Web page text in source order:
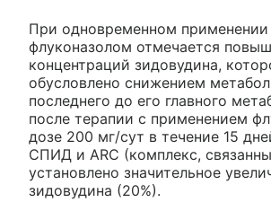
При одновременном применении
флуконазолом отмечается
концентраций зидовудина,
обусловлено снижением
последнего до его главного
после терапии с применением
дозе 200 мг/сут в течение 15
СПИД и ARC (комплекс,
установлено значительное
зидовудина (20%).